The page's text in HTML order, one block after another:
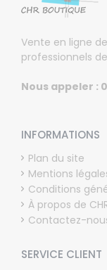
Vente en ligne
professionnels
Nous appeler :
INFORMATIONS
Plan du site
Mentions
Conditions
À propos de
Contactez-
SERVICE CLIENT